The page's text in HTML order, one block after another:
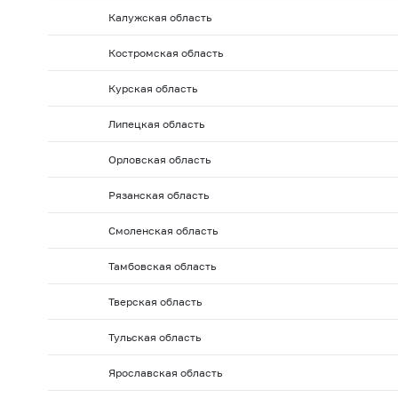
2008 г.: на 01.10
2008 г.: на 01.09
2008 г.: на 01.02
2008 г.: на 01.01
2005 г.: на 01.06
2005 г.: на 01.05
2004 г.: на 01.10
2004 г.: на 01.09
2002 г.: на 01.02
2002 г.: на 01.01
2001 г.: на 01.06
2001 г.: на 01.05
Калужская область
Костромская область
Курская область
Липецкая область
Орловская область
Рязанская область
Смоленская область
Тамбовская область
Тверская область
Тульская область
Ярославская область